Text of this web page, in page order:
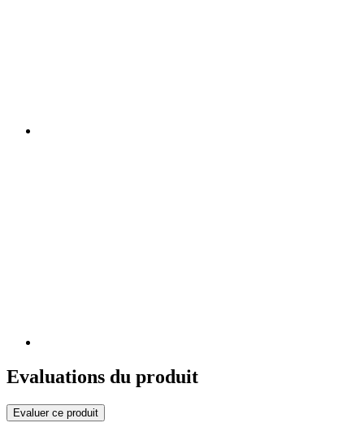
Evaluations du produit
Evaluer ce produit